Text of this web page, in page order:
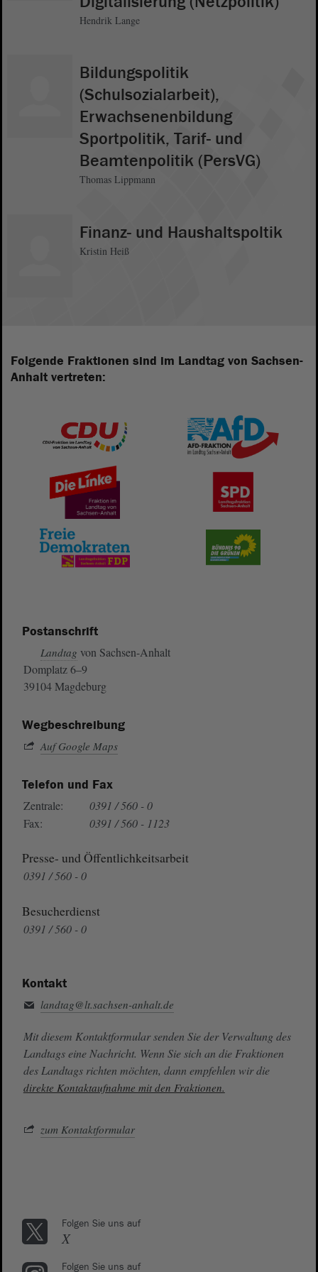
Hendrik Lange
Bildungspolitik
(Schulsozialarbeit),
Erwachsenenbildung
Sportpolitik, Tarif- und
Beamtenpolitik (PersVG)
Thomas Lippmann
Finanz- und Haushaltspoltik
Kristin Heiß
Folgende Fraktionen sind im Landtag von Sachsen-
Anhalt vertreten:
Postanschrift
Landtag von Sachsen-Anhalt
Domplatz 6–9
39104 Magdeburg
Wegbeschreibung
Auf Google Maps
Telefon und Fax
Zentrale:
0391 / 560 - 0
Fax:
0391 / 560 - 1123
Presse- und Öffentlichkeitsarbeit
0391 / 560 - 0
Besucherdienst
0391 / 560 - 0
Kontakt
landtag@lt.sachsen-anhalt.de
Mit diesem Kontaktformular senden Sie der Verwaltung des
Landtags eine Nachricht. Wenn Sie sich an die Fraktionen
des Landtags richten möchten, dann empfehlen wir die
direkte Kontaktaufnahme mit den Fraktionen.
zum Kontaktformular
Folgen Sie uns auf
X
Folgen Sie uns auf